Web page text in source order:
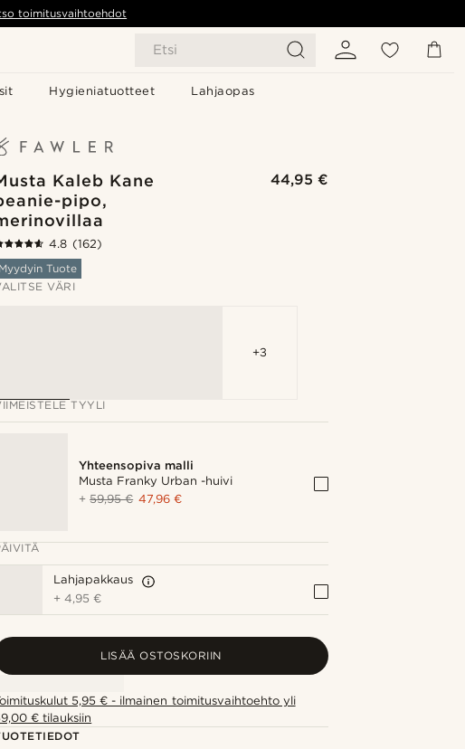
Etsi
Hygieniatuotteet Lahjaopas
toimitusvaihtoehdot
Kaleb Kane
pipo,
44,95 €
4.8 (162)
Myydyin Tuote
VÄRI
+3
TYYLI
Yhteensopiva malli
Musta Franky Urban -huivi
+59,95 € 47,96 €
Lahjapakkaus
+4,95 €
LISÄÄ OSTOSKORIIN
5,95 € - ilmainen toimitusvaihtoehto yli
€ tilauksiin